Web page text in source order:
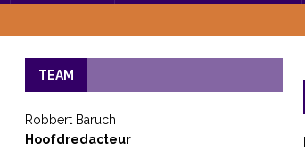
TEAM
Robbert Baruch
Hoofdredacteur